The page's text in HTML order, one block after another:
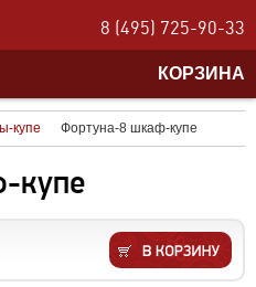
8 (495) 725-90-33
КОРЗИНА
купе Фортуна-8 шкаф-купе
купе